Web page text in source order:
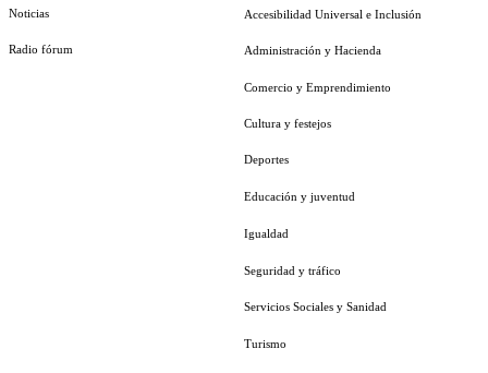
Noticias
Radio fórum
Accesibilidad Universal e Inclusión
Administración y Hacienda
Comercio y Emprendimiento
Cultura y festejos
Deportes
Educación y juventud
Igualdad
Seguridad y tráfico
Servicios Sociales y Sanidad
Turismo